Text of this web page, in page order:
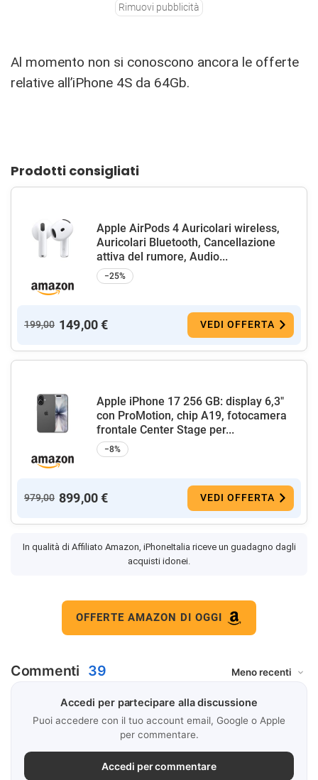
Rimuovi pubblicità
Al momento non si conoscono ancora le offerte
relative all’iPhone 4S da 64Gb.
Prodotti consigliati
Apple AirPods 4 Auricolari wireless,
Auricolari Bluetooth, Cancellazione
attiva del rumore, Audio...
−25%
199,00 149,00 € VEDI OFFERTA
Apple iPhone 17 256 GB: display 6,3"
con ProMotion, chip A19, fotocamera
frontale Center Stage per...
−8%
979,00 899,00 € VEDI OFFERTA
In qualità di Affiliato Amazon, iPhoneItalia riceve un guadagno dagli
acquisti idonei.
OFFERTE AMAZON DI OGGI
Commenti 39
Accedi per partecipare alla discussione
Puoi accedere con il tuo account email, Google o Apple
per commentare.
Accedi per commentare